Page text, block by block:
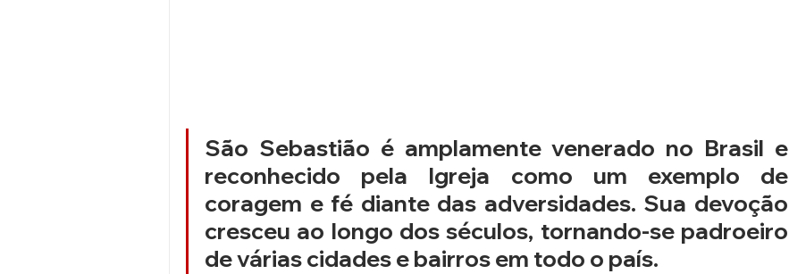
São Sebastião é amplamente venerado no Brasil e
reconhecido pela Igreja como um exemplo de
coragem e fé diante das adversidades. Sua devoção
cresceu ao longo dos séculos, tornando-se padroeiro
de várias cidades e bairros em todo o país.